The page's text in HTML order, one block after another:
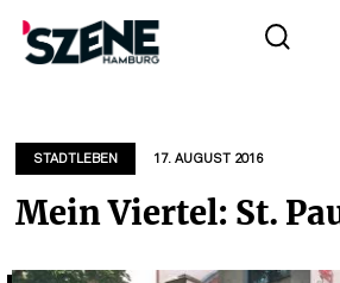
springenSTADTLEBEN 17. AUGUST 2016
Mein Viertel: St.